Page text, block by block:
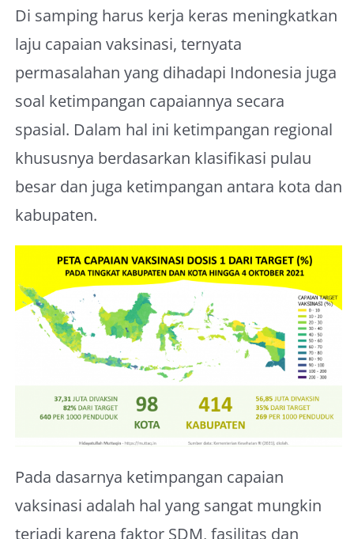
Di samping harus kerja keras meningkatkan
laju capaian vaksinasi, ternyata
permasalahan yang dihadapi Indonesia juga
soal ketimpangan capaiannya secara
spasial. Dalam hal ini ketimpangan regional
khususnya berdasarkan klasifikasi pulau
besar dan juga ketimpangan antara kota dan
kabupaten.
Pada dasarnya ketimpangan capaian
vaksinasi adalah hal yang sangat mungkin
terjadi karena faktor SDM, fasilitas dan